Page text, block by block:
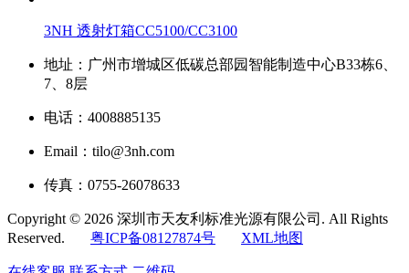
3NH 透射灯箱CC5100/CC3100
地址：广州市增城区低碳总部园智能制造中心B33栋6、
7、8层
电话：4008885135
Email：tilo@3nh.com
传真：0755-26078633
Copyright © 2026 深圳市天友利标准光源有限公司. All Rights
Reserved. 粤ICP备08127874号 XML地图